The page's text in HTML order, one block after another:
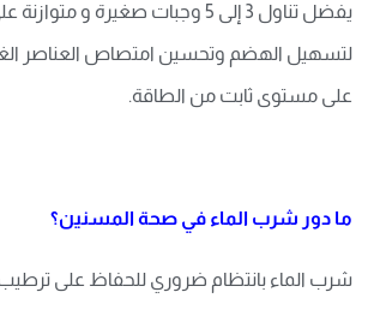
يفضل تناول 3 إلى 5 وجبات صغيرة و
لتسهيل الهضم وتحسين امتصاص العناصر
على مستوى ثابت من الطاقة.
ما دور شرب الماء في صحة المسنين؟
شرب الماء بانتظام ضروري للحفاظ على